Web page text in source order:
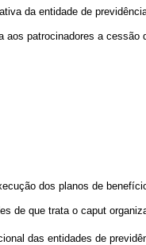
da entidade de
aos patrocinadores a
dos planos de
de que trata o caput
das entidades de